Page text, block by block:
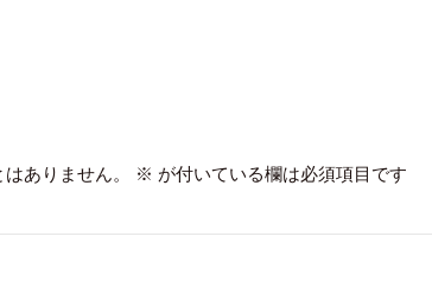
ありません。 ※ が付いている欄は必須項目です